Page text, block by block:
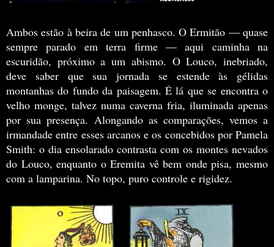
Ambos estão à beira de um penhasco. O Ermitão — quase
sempre parado em terra firme — aqui caminha na
escuridão, próximo a um abismo. O Louco, inebriado,
deve saber que sua jornada se estende às gélidas
montanhas do fundo da paisagem. É lá que se encontra o
velho monge, talvez numa caverna fria, iluminada apenas
por sua presença. Alongando as comparações, vemos a
irmandade entre esses arcanos e os concebidos por Pamela
Smith: o dia ensolarado contrasta com os montes nevados
do Louco, enquanto o Eremita vê bem onde pisa, mesmo
com a lamparina. No topo, puro controle e rigidez.